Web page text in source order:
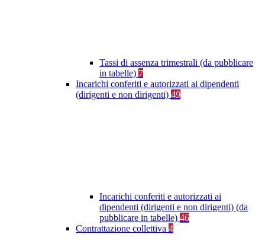
Tassi di assenza trimestrali (da pubblicare
in tabelle) 7
Incarichi conferiti e autorizzati ai dipendenti
(dirigenti e non dirigenti) 49
Incarichi conferiti e autorizzati ai
dipendenti (dirigenti e non dirigenti) (da
pubblicare in tabelle) 46
Contrattazione collettiva 4